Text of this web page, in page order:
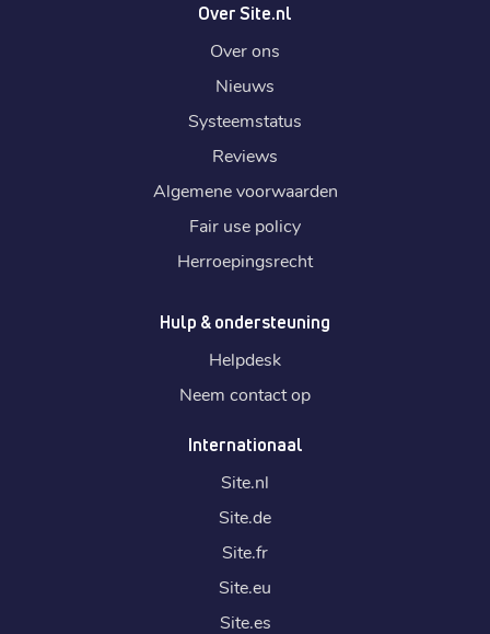
Over Site.nl
Over ons
Nieuws
Systeemstatus
Reviews
Algemene voorwaarden
Fair use policy
Herroepingsrecht
Hulp & ondersteuning
Helpdesk
Neem contact op
Internationaal
Site.nl
Site.de
Site.fr
Site.eu
Site.es